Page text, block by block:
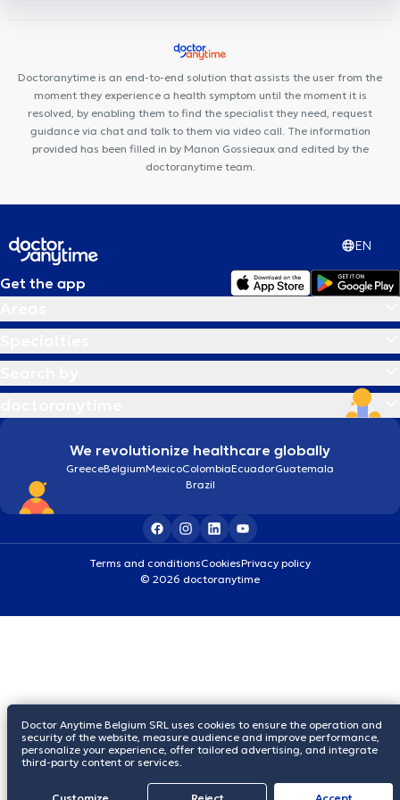
Centre Mimosa Waterloo
Cabinet de podologie Brisset &
Doctoranytime is an end-to-end solution that assists the user from the
moment they experience a health symptom until the moment it is
resolved, by enabling them to find the specialist they need, request
guidance via chat and talk to them via video call. The information
provided has been filled in by Manon Gossieaux and edited by the
doctoranytime team.
EN
Get the app
We revolutionize healthcare globally
GreeceBelgiumMexicoColombiaEcuadorGuatemala
Brazil
Terms and conditionsCookiesPrivacy policy
© 2026 doctoranytime
Doctor Anytime Belgium SRL uses cookies to ensure the operation and
security of the website, measure audience and improve performance,
personalize your experience, offer tailored advertising, and integrate
third-party content or services.